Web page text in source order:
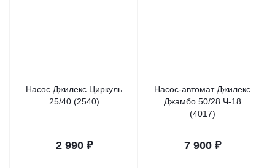
Насос Джилекс Циркуль
25/40 (2540)
2 990₽
Насос-автомат Джилекс
Джамбо 50/28 Ч-18
(4017)
7 900₽